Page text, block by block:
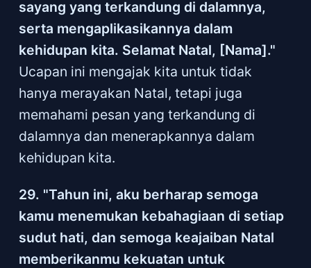
sayang yang terkandung di dalamnya,
serta mengaplikasikannya dalam
kehidupan kita. Selamat Natal, [Nama]."
Ucapan ini mengajak kita untuk tidak
hanya merayakan Natal, tetapi juga
memahami pesan yang terkandung di
dalamnya dan menerapkannya dalam
kehidupan kita.
29. "Tahun ini, aku berharap semoga
kamu menemukan kebahagiaan di setiap
sudut hati, dan semoga keajaiban Natal
memberikanmu kekuatan untuk